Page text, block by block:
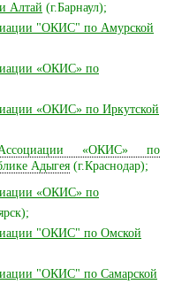
Алтай (г.Барнаул);
"ОКИС" по Амурской
«ОКИС» по
«ОКИС» по Иркутской
«ОКИС» по
Адыгея (г.Краснодар);
«ОКИС» по
"ОКИС" по Омской
"ОКИС" по Самарской